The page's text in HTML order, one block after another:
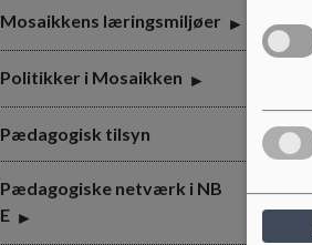
Mosaikkens læringsmiljøer
Politikker i Mosaikken
Pædagogisk tilsyn
Pædagogiske netværk i NB
E